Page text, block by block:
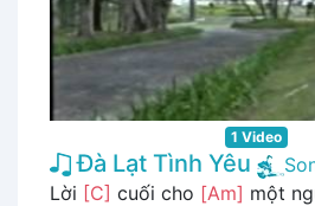
1 Video
Đà Lạt Tình Yêu
Lời [C] cuối cho [Am] một